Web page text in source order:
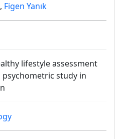
, Figen Yanık
lifestyle assessment
study in